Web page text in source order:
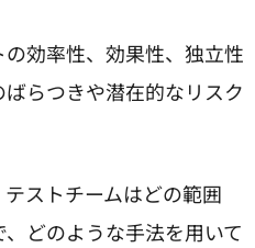
効率性、効果性、独立性
らつきや潜在的なリスク
ストチームはどの範囲
どのような手法を用いて